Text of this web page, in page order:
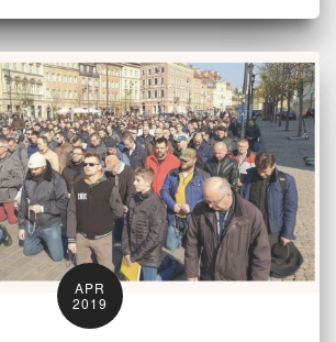
APR
2019